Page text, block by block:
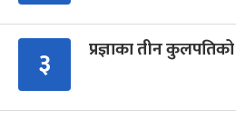
३ प्रज्ञाका तीन